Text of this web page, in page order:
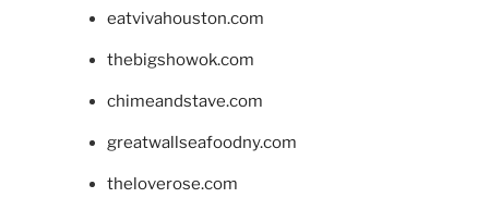
eatvivahouston.com
thebigshowok.com
chimeandstave.com
greatwallseafoodny.com
theloverose.com